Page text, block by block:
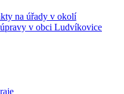
na úřady v okolí
v obci Ludvíkovice